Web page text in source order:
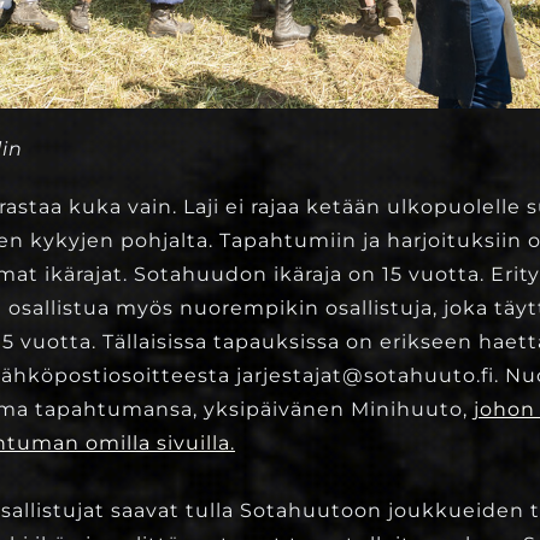
kuka vain. Laji ei rajaa ketään ulkopuolelle
kykyjen pohjalta. Tapahtumiin ja harjoituksiin
ikärajat. Sotahuudon ikäraja on 15 vuotta.
myös nuorempikin osallistuja, joka
vuotta. Tällaisissa tapauksissa on erikseen
jarjestajat@sotahuuto.fi.
tapahtumansa, yksipäivänen Minihuuto,
omilla sivuilla.
saavat tulla Sotahuutoon joukkueiden